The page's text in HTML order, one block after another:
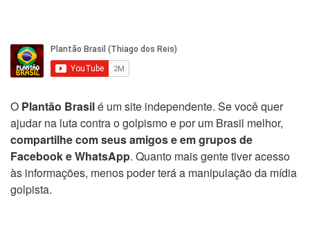
O Plantão Brasilé um site independente. Se você quer
ajudar na luta contra o golpismo e por um Brasil melhor,
compartilhe com seus amigos e em grupos de
Facebook e WhatsApp. Quanto mais gente tiver acesso
às informações, menos poder terá a manipulação da mídia
golpista.